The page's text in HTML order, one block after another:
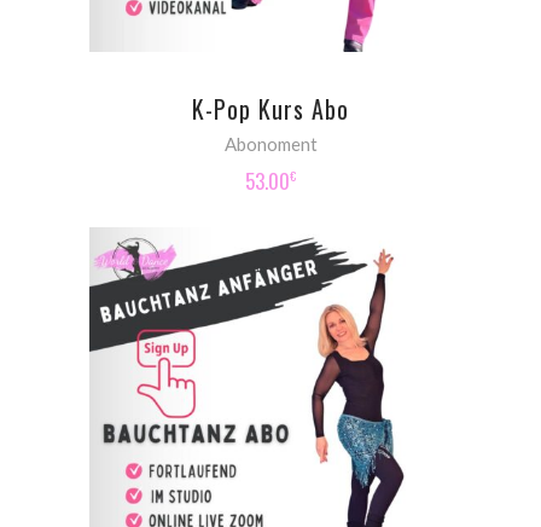
K-Pop Kurs Abo
Abonoment
53.00€
SIGN UP NOW